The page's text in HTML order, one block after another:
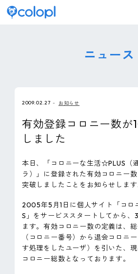
IR情報
採用情報
ピンマーク
ニュース
2009.02.27 お知らせ
有効登録コロニー数が
しました
本日、「コロニーな生活☆PLUS（
ラ）」に登録された有効コロニー
突破しましたことをお知らせします
2005年5月1日に個人サイト「コロ
S」をサービススタートしてから、
ます。有効コロニー数の定義は、
（コロニー番号）から退会コロニ
す処理をしたユーザ）を引いた、
コロニー総数となっております。